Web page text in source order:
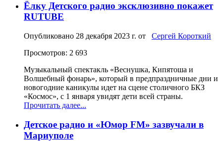
Ёлку Детского радио эксклюзивно покажет
RUTUBE
Опубликовано 28 декабря 2023 г. от Сергей Короткий
Просмотров: 2 693
Музыкальный спектакль «Веснушка, Кипятоша и
Волшебный фонарь», который в предпраздничные дни и
новогодние каникулы идет на сцене столичного БКЗ
«Космос», с 1 января увидят дети всей страны.
Прочитать далее...
Детское радио и «Юмор FM» зазвучали в
Мариуполе